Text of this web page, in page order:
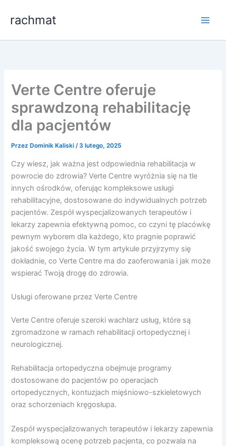
rachmat
Verte Centre oferuje
sprawdzoną rehabilitację
dla pacjentów
Przez Dominik Kaliski/3 lutego, 2025
Czy wiesz, jak ważna jest odpowiednia rehabilitacja w
powrocie do zdrowia? Verte Centre wyróżnia się na tle
innych ośrodków, oferując kompleksowe usługi
rehabilitacyjne, dostosowane do indywidualnych potrzeb
pacjentów. Zespół wyspecjalizowanych terapeutów i
lekarzy zapewnia efektywną pomoc, co czyni tę placówkę
pewnym wyborem dla każdego, kto pragnie poprawić
jakość swojego życia. W tym artykule przyjrzymy się
dokładnie, co Verte Centre ma do zaoferowania i jak może
wspierać Twoją drogę do zdrowia.
Usługi oferowane przez Verte Centre
Verte Centre oferuje szeroki wachlarz usług, które są
zgromadzone w ramach rehabilitacji ortopedycznej i
neurologicznej.
Rehabilitacja ortopedyczna obejmuje programy
dostosowane do pacjentów po operacjach
ortopedycznych, kontuzjach mięśniowo-szkieletowych
oraz schorzeniach kręgosłupa.
Zespół wyspecjalizowanych terapeutów i lekarzy zapewnia
kompleksową ocenę potrzeb pacjenta, co pozwala na